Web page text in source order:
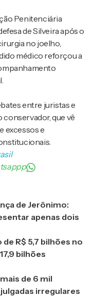
Penitenciária
de Silveira após o
no joelho,
médico reforçou a
entre juristas e
que vê
excessos e
de Jerônimo:
apenas dois
R$ 5,7 bilhões no
bilhões
de 6 mil
irregulares